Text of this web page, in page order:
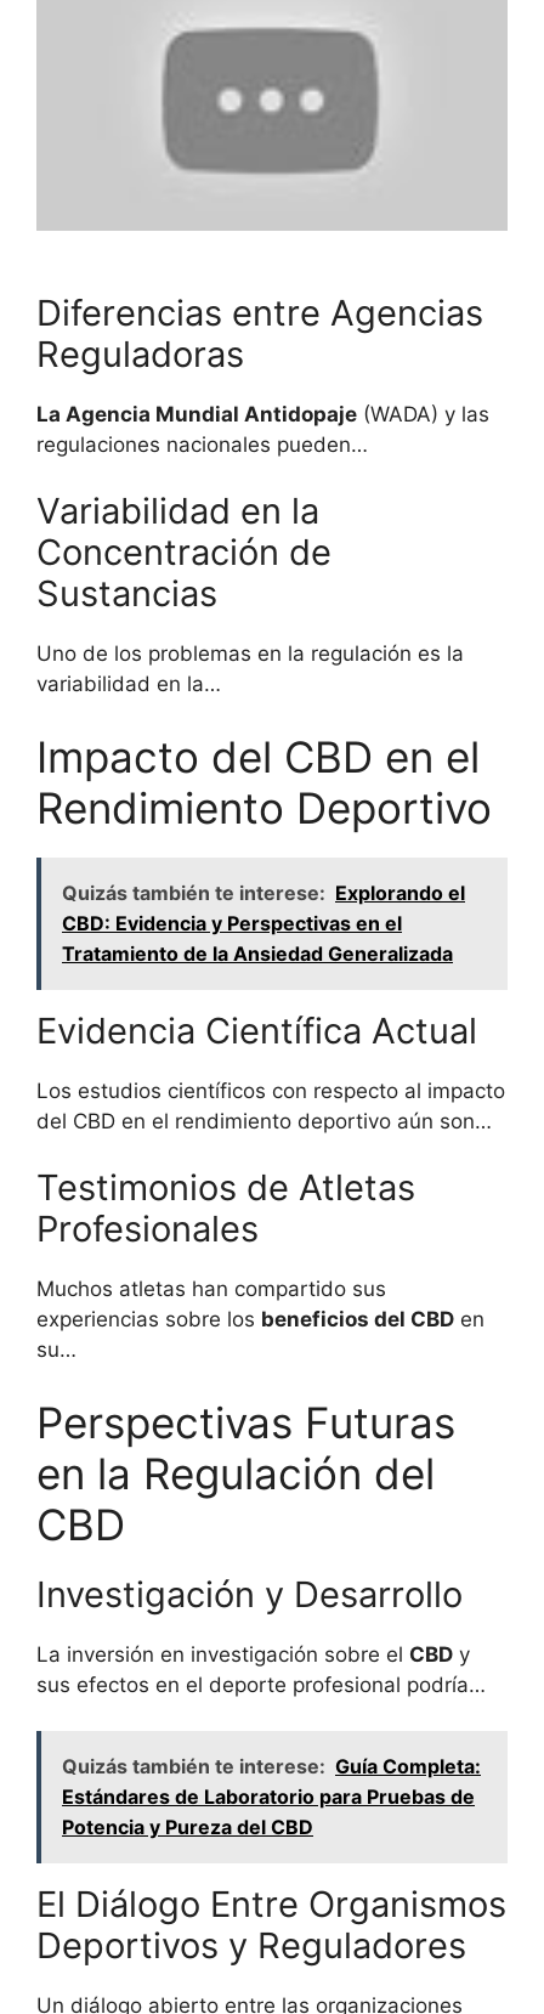
Diferencias entre Agencias
Reguladoras
La Agencia Mundial Antidopaje (WADA) y las
regulaciones nacionales pueden…
Variabilidad en la
Concentración de
Sustancias
Uno de los problemas en la regulación es la
variabilidad en la…
Impacto del CBD en el
Rendimiento Deportivo
Quizás también te interese: Explorando el
CBD: Evidencia y Perspectivas en el
Tratamiento de la Ansiedad Generalizada
Evidencia Científica Actual
Los estudios científicos con respecto al impacto
del CBD en el rendimiento deportivo aún son…
Testimonios de Atletas
Profesionales
Muchos atletas han compartido sus
experiencias sobre los beneficios del CBD en
su…
Perspectivas Futuras
en la Regulación del
CBD
Investigación y Desarrollo
La inversión en investigación sobre el CBD y
sus efectos en el deporte profesional podría…
Quizás también te interese: Guía Completa:
Estándares de Laboratorio para Pruebas de
Potencia y Pureza del CBD
El Diálogo Entre Organismos
Deportivos y Reguladores
Un diálogo abierto entre las organizaciones